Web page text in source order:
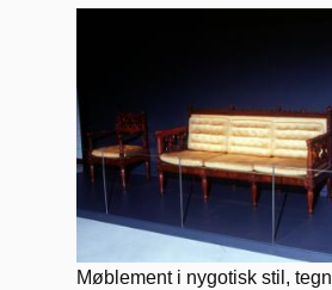
Møblement i nygotisk stil,